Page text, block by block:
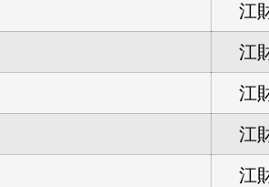
江
江
江
江
江